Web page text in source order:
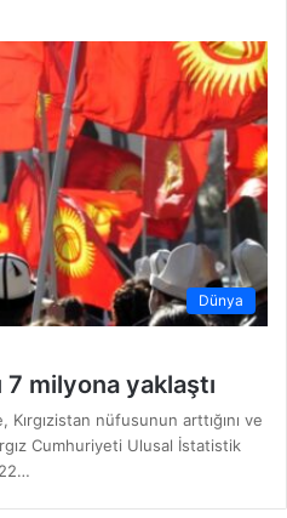
Dünya
7 milyona yaklaştı
Kırgızistan nüfusunun arttığını ve
Cumhuriyeti Ulusal İstatistik